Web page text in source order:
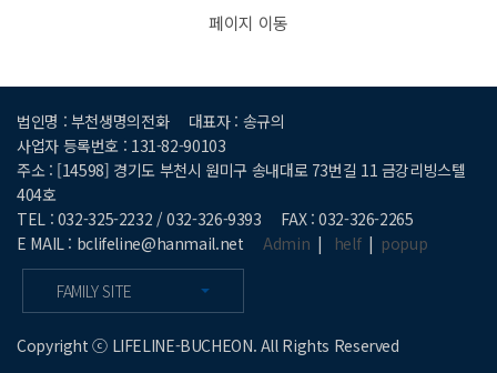
페이지 이동
법인명 : 부천생명의전화
대표자 : 송규의
사업자 등록번호 : 131-82-90103
주소 : [14598] 경기도 부천시 원미구 송내대로 73번길 11 금강리빙스텔
404호
TEL : 032-325-2232 / 032-326-9393
FAX : 032-326-2265
E MAIL : bclifeline@hanmail.net
Admin | helf| popup
Copyright ⓒ LIFELINE-BUCHEON. All Rights Reserved
FAMILY SITE